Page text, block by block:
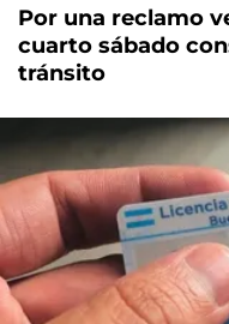
Por una reclamo
cuarto sábado
tránsito